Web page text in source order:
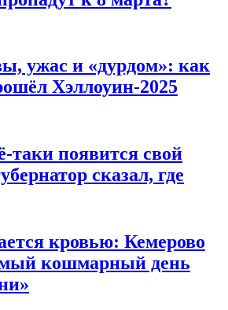
ужас и «дурдом»: как
Хэллоуин-2025
таки появится свой
сказал, где
кровью: Кемерово
кошмарный день